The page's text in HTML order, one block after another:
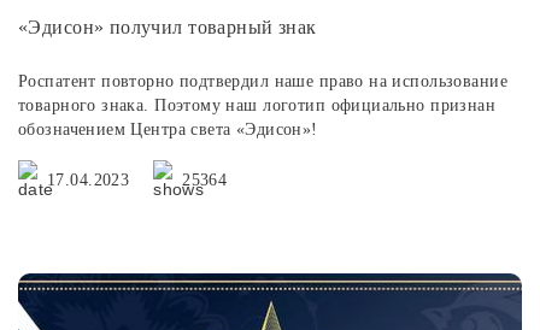
«Эдисон» получил товарный знак
Роспатент повторно подтвердил наше право на использование
товарного знака. Поэтому наш логотип официально признан
обозначением Центра света «Эдисон»!
17.04.2023 25364